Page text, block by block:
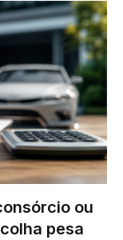
ou
pesa